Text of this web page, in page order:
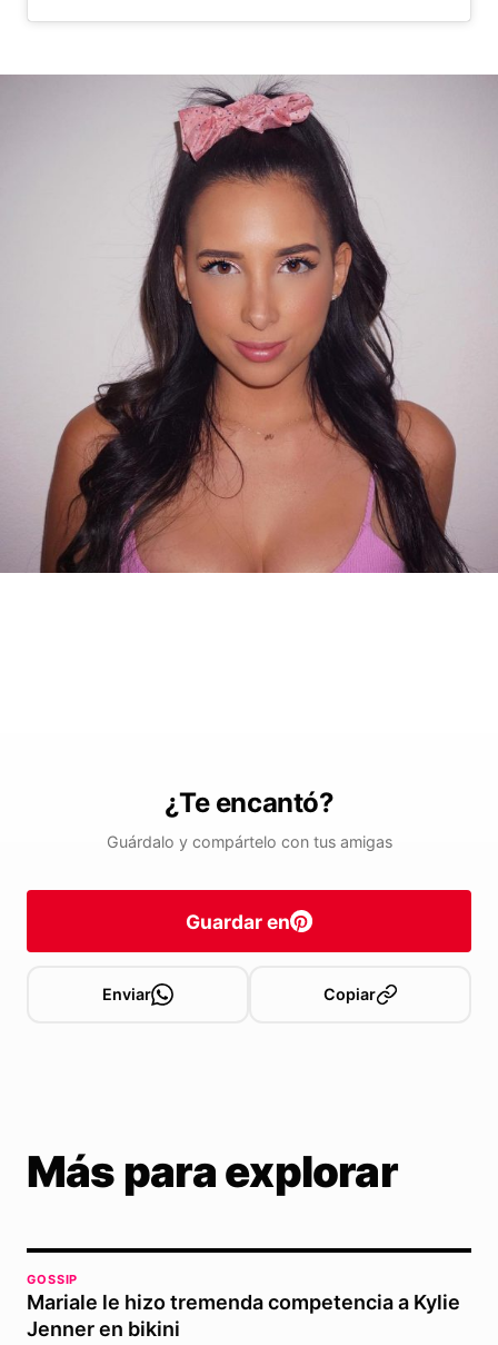
¿Te encantó?
Guárdalo y compártelo con tus amigas
Guardar en
Enviar Copiar
Más para explorar
GOSSIP
Mariale le hizo tremenda competencia a Kylie
Jenner en bikini